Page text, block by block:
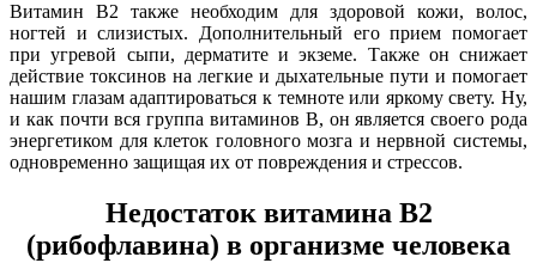
Витамин В2 также необходим для здоровой кожи, волос,
ногтей и слизистых. Дополнительный его прием помогает
при угревой сыпи, дерматите и экземе. Также он снижает
действие токсинов на легкие и дыхательные пути и помогает
нашим глазам адаптироваться к темноте или яркому свету. Ну,
и как почти вся группа витаминов В, он является своего рода
энергетиком для клеток головного мозга и нервной системы,
одновременно защищая их от повреждения и стрессов.
Недостаток витамина В2
(рибофлавина) в организме человека